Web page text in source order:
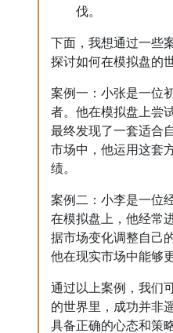
伐。
下面，我想通过一些
探讨如何在模拟盘的
案例一：小张是一位
者。他在模拟盘上尝
最终发现了一套适合
市场中，他运用这套
绩。
案例二：小李是一位
在模拟盘上，他经常
据市场变化调整自己
他在现实市场中能够
通过以上案例，我们
的世界里，成功并非
具备正确的心态和策